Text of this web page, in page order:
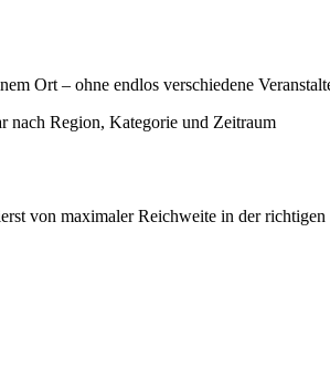
Ort – ohne endlos verschiedene
nach Region, Kategorie und Zeitraum
von maximaler Reichweite in der richtigen